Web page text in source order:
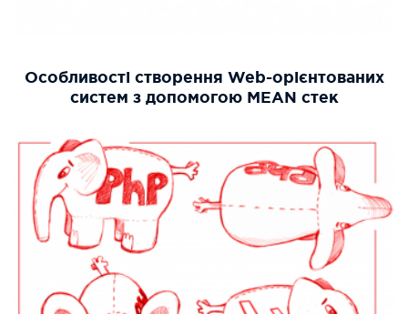
Особливості створення Web-орієнтованих
систем з допомогою MEAN стек